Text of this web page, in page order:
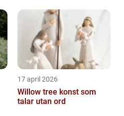
17 april 2026
Willow tree konst som
talar utan ord